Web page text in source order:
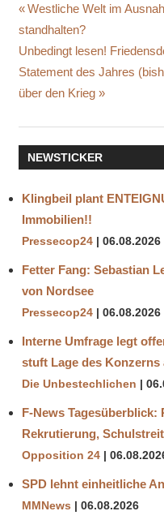
SELBSTMORD
Vorheriger
Beitrag:
Westliche Welt im
standhalten?
Nächster
Beitrag:
Unbedingt lesen!
Statement des Jahres
über den Krieg
NEWSTICKER
Klingbeil plant
Immobilien!!
Pressecop24 06.08.2026
Fetter Fang: Sebastian
von Nordsee
Pressecop24 06.08.2026
Interne Umfrage legt
stuft Lage des Konzerns
Die Unbestechlichen
F-News
Rekrutierung,
Opposition 24
SPD lehnt einheitliche
MMNews 06.08.2026